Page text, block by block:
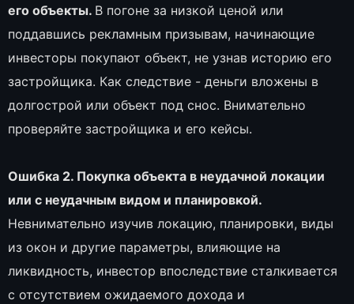
его объекты. В погоне за низкой ценой или
поддавшись рекламным призывам, начинающие
инвесторы покупают объект, не узнав историю его
застройщика. Как следствие - деньги вложены в
долгострой или объект под снос. Внимательно
проверяйте застройщика и его кейсы.
Ошибка 2. Покупка объекта в неудачной локации
или с неудачным видом и планировкой.
Невнимательно изучив локацию, планировки, виды
из окон и другие параметры, влияющие на
ликвидность, инвестор впоследствие сталкивается
с отсутствием ожидаемого дохода и